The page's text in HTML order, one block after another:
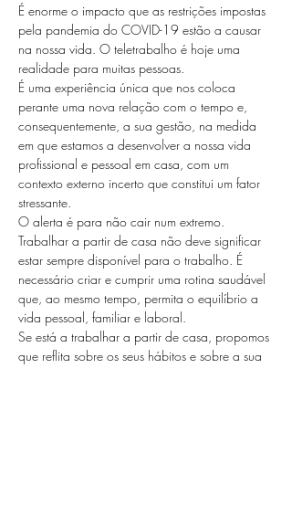
É enorme o impacto que as restrições impostas
pela pandemia do COVID-19 estão a causar
na nossa vida. O teletrabalho é hoje uma
realidade para muitas pessoas.
É uma experiência única que nos coloca
perante uma nova relação com o tempo e,
consequentemente, a sua gestão, na medida
em que estamos a desenvolver a nossa vida
profissional e pessoal em casa, com um
contexto externo incerto que constitui um fator
stressante.
O alerta é para não cair num extremo.
Trabalhar a partir de casa não deve significar
estar sempre disponível para o trabalho. É
necessário criar e cumprir uma rotina saudável
que, ao mesmo tempo, permita o equilíbrio a
vida pessoal, familiar e laboral.
Se está a trabalhar a partir de casa, propomos
que reflita sobre os seus hábitos e sobre a sua